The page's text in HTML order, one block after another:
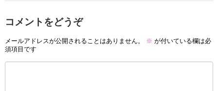
コメントをどうぞ
メールアドレスが公開されることはありません。 ※ が付いている欄は必
須項目です